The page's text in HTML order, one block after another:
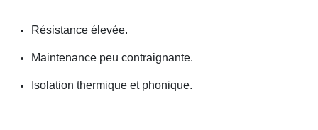
Résistance élevée.
Maintenance peu contraignante.
Isolation thermique et phonique.